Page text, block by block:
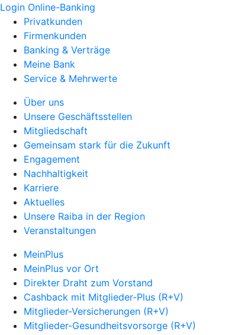
Login Online-Banking
Privatkunden
Firmenkunden
Banking & Verträge
Meine Bank
Service & Mehrwerte
Über uns
Unsere Geschäftsstellen
Mitgliedschaft
Gemeinsam stark für die Zukunft
Engagement
Nachhaltigkeit
Karriere
Aktuelles
Unsere Raiba in der Region
Veranstaltungen
MeinPlus
MeinPlus vor Ort
Direkter Draht zum Vorstand
Cashback mit Mitglieder-Plus (R+V)
Mitglieder-Versicherungen (R+V)
Mitglieder-Gesundheitsvorsorge (R+V)